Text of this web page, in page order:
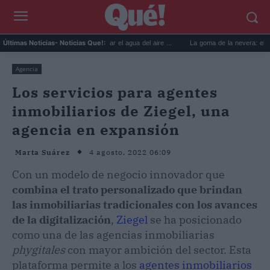
Últimas Noticias- Noticias Que!:
6 usos prácticos para reutilizar el agua del aire ... La goma de la nevera: el truco
Agencia
Los servicios para agentes
inmobiliarios de Ziegel, una
agencia en expansión
Marta Suárez 4 agosto, 2022 06:09
Con un modelo de negocio innovador que
combina el trato personalizado que brindan
las inmobiliarias tradicionales con los avances
de la digitalización, Ziegel se ha posicionado
como una de las agencias inmobiliarias
phygitalescon mayor ambición del sector. Esta
plataforma permite a los agentes inmobiliarios